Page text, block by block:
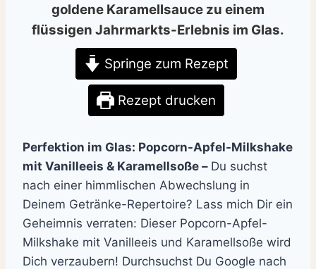
goldene Karamellsauce zu einem
flüssigen Jahrmarkts-Erlebnis im Glas.
Springe zum Rezept
Rezept drucken
Perfektion im Glas: Popcorn-Apfel-Milkshake
mit Vanilleeis & Karamellsoße – Du suchst
nach einer himmlischen Abwechslung in
Deinem Getränke-Repertoire? Lass mich Dir ein
Geheimnis verraten: Dieser Popcorn-Apfel-
Milkshake mit Vanilleeis und Karamellsoße wird
Dich verzaubern! Durchsuchst Du Google nach